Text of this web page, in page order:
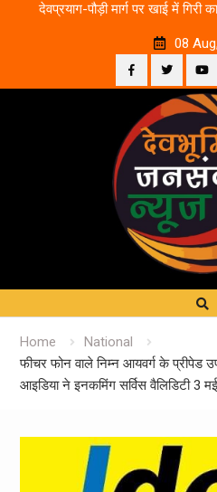
देवप्रयाग-पौड़ी मार्ग पर खाई में गिरी
08
Facebook
Twitter
Home
National
फीचर फोन वाले निम्न आयवर्ग के प्रीपेड
आइडिया ने इनकमिंग सर्विस वैलिडिटी 3